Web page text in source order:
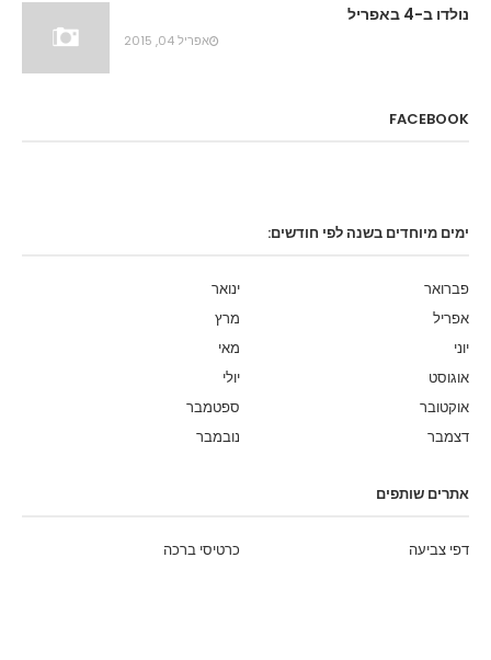
נולדו ב-4 באפריל
אפריל 04, 2015
FACEBOOK
ימים מיוחדים בשנה לפי חודשים:
ינואר
פברואר
מרץ
אפריל
מאי
יוני
יולי
אוגוסט
ספטמבר
אוקטובר
נובמבר
דצמבר
אתרים שותפים
כרטיסי ברכה דפי צביעה